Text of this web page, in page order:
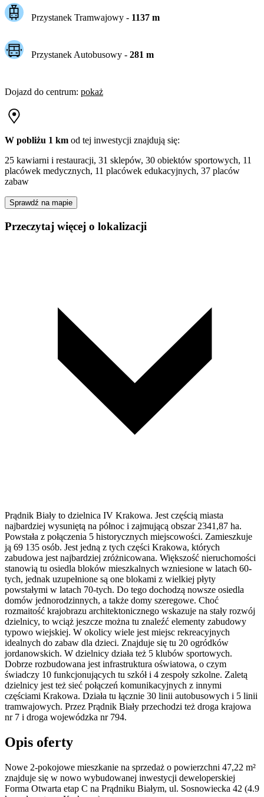
Przystanek Tramwajowy - 1137m
Przystanek Autobusowy - 281 m
Dojazd do centrum: pokaż
W pobliżu 1 km od tej inwestycji znajdują się:
25 kawiarni i restauracji, 31 sklepów, 30 obiektów sportowych, 11
placówek medycznych, 11 placówek edukacyjnych, 37 placów
zabaw
Sprawdź na mapie
Przeczytaj więcej o lokalizacji
Prądnik Biały to dzielnica IV Krakowa. Jest częścią miasta
najbardziej wysuniętą na północ i zajmującą obszar 2341,87 ha.
Powstała z połączenia 5 historycznych miejscowości. Zamieszkuje
ją 69 135 osób. Jest jedną z tych części Krakowa, których
zabudowa jest najbardziej zróżnicowana. Większość nieruchomości
stanowią tu osiedla bloków mieszkalnych wzniesione w latach 60-
tych, jednak uzupełnione są one blokami z wielkiej płyty
powstałymi w latach 70-tych. Do tego dochodzą nowsze osiedla
domów jednorodzinnych, a także domy szeregowe. Choć
rozmaitość krajobrazu architektonicznego wskazuje na stały rozwój
dzielnicy, to wciąż jeszcze można tu znaleźć elementy zabudowy
typowo wiejskiej. W okolicy wiele jest miejsc rekreacyjnych
idealnych do zabaw dla dzieci. Znajduje się tu 20 ogródków
jordanowskich. W dzielnicy działa też 5 klubów sportowych.
Dobrze rozbudowana jest infrastruktura oświatowa, o czym
świadczy 10 funkcjonujących tu szkół i 4 zespoły szkolne. Zaletą
dzielnicy jest też sieć połączeń komunikacyjnych z innymi
częściami Krakowa. Działa tu łącznie 30 linii autobusowych i 5 linii
tramwajowych. Przez Prądnik Biały przechodzi też droga krajowa
nr 7 i droga wojewódzka nr 794.
Opis oferty
Nowe 2-pokojowe mieszkanie na sprzedaż o powierzchni 47,22 m²
znajduje się w nowo wybudowanej inwestycji deweloperskiej
Forma Otwarta etap C na Prądniku Białym, ul. Sosnowiecka 42 (4.9